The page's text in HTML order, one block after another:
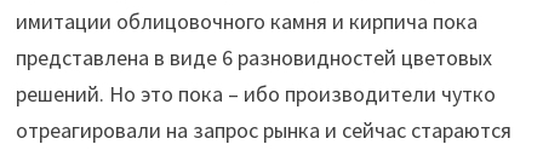
имитации облицовочного камня и кирпича пока
представлена в виде 6 разновидностей цветовых
решений. Но это пока – ибо производители чутко
отреагировали на запрос рынка и сейчас стараются